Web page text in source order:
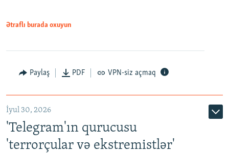
Ətraflı burada oxuyun
Paylaş PDF VPN-siz açmaq
İyul 30, 2026
'Telegram'ın qurucusu
'terrorçular və ekstremistlər'